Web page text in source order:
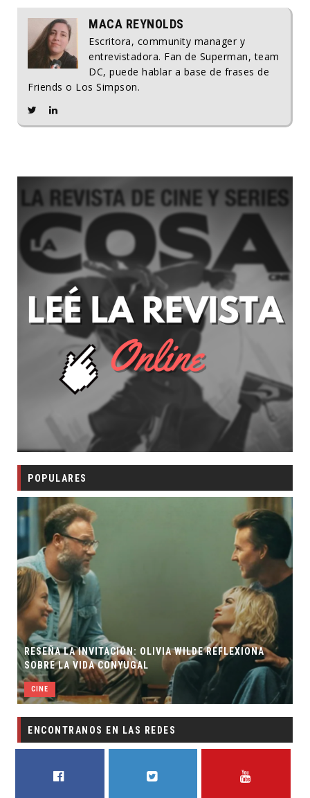
MACA REYNOLDS
Escritora, community manager y
entrevistadora. Fan de Superman, team
DC, puede hablar a base de frases de
Friends o Los Simpson.
POPULARES
RESEÑA LA INVITACIÓN: OLIVIA WILDE REFLEXIONA
SOBRE LA VIDA CONYUGAL
CINE
ENCONTRANOS EN LAS REDES